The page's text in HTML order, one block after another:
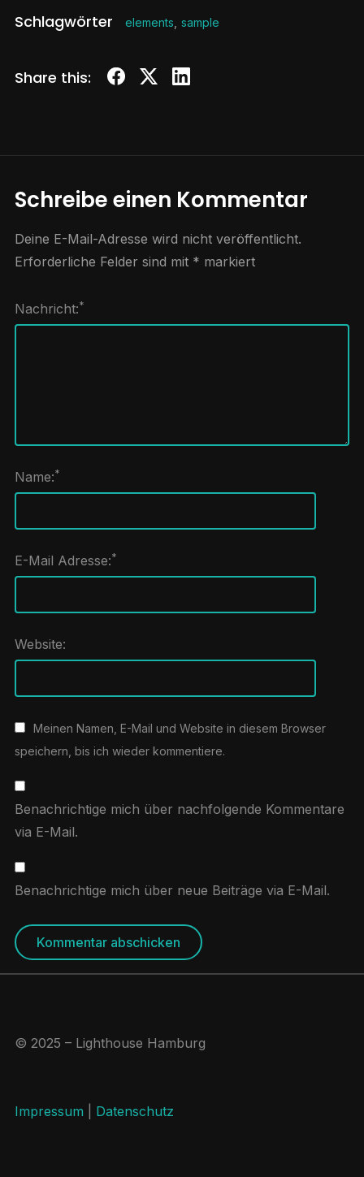
Schlagwörter elements sample
Share this:
Schreibe einen Kommentar
Deine E-Mail-Adresse wird nicht veröffentlicht.
Erforderliche Felder sind mit * markiert
Nachricht:*
Name:*
E-Mail Adresse:*
Website:
Meinen Namen, E-Mail und Website in diesem Browser
speichern, bis ich wieder kommentiere.
Benachrichtige mich über nachfolgende Kommentare
via E-Mail.
Benachrichtige mich über neue Beiträge via E-Mail.
© 2025 – Lighthouse Hamburg
Impressum Datenschutz